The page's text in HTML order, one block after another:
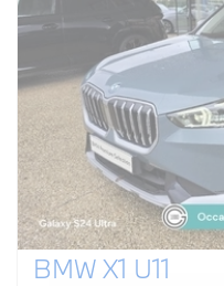
BMW X1 U11